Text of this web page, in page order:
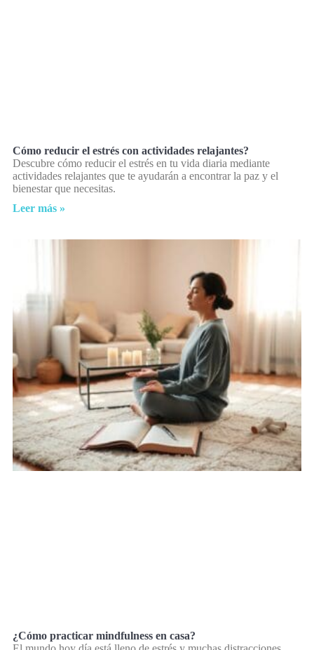
Cómo reducir el estrés con actividades relajantes?
Descubre cómo reducir el estrés en tu vida diaria mediante
actividades relajantes que te ayudarán a encontrar la paz y el
bienestar que necesitas.
Leer más »
¿Cómo practicar mindfulness en casa?